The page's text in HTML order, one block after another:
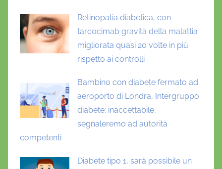
o
s
i
t
1
,
i
Retinopatia diabetica, con
tarcocimab gravità della malattia
migliorata quasi 20 volte in più
rispetto ai controlli
Bambino con diabete fermato ad
aeroporto di Londra, Intergruppo
diabete: inaccettabile,
segnaleremo ad autorità
competenti
Diabete tipo 1, sarà possibile un